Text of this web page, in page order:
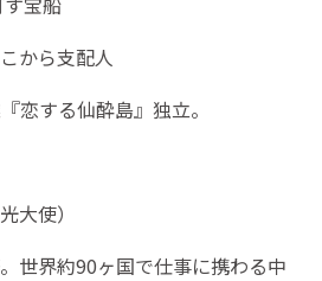
から支配人
恋する仙酔島』独立。
使）
世界約90ヶ国で仕事に携わる中